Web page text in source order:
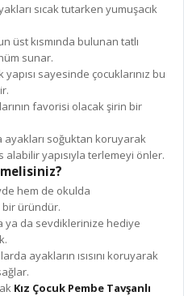
sıcak tutarken yumuşacık
üst kısmında bulunan tatlı
sunar.
yapısı sayesinde çocuklarınız bu
favorisi olacak şirin bir
ayakları soğuktan koruyarak
alabilir yapısıyla terlemeyi önler.
hem de okulda
bir üründür.
ya da sevdiklerinize hediye
ayakların ısısını koruyarak
Kız Çocuk Pembe Tavşanlı